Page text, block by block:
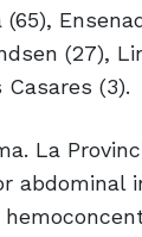
(27),
Casares (3).
La
abdominal